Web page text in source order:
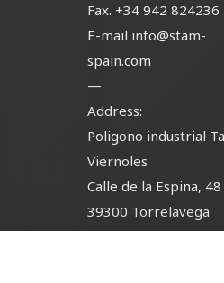
Fax. +34 942 824236
E-mail info@stam-
spain.com
—
Address:
Poligono industrial
Viernoles
Calle de la Espina, 48
39300 Torrelavega
Cantabria